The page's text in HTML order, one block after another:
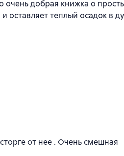
очень добрая книжка о
оставляет теплый осадок в
от нее . Очень смешная